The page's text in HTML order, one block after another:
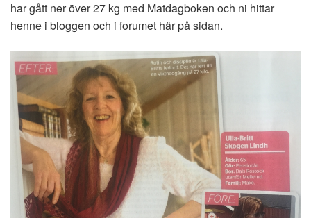
har gått ner över 27 kg med Matdagboken och ni hittar
henne i bloggen och i forumet här på sidan.